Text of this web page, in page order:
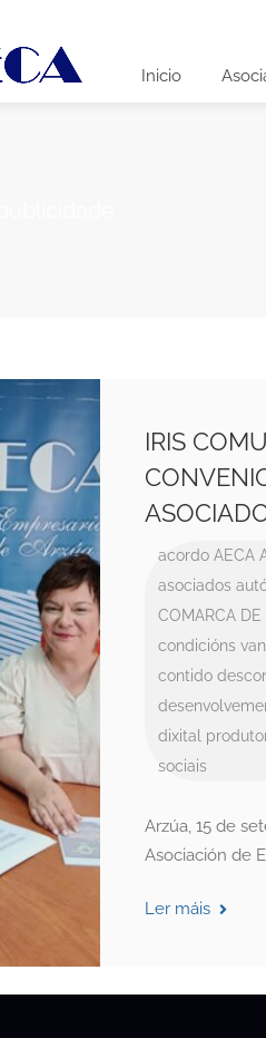
Inicio
IRIS
acordo AECA
asociados
COMARCA DE
condicións
contido
dixital
sociais
Arzúa, 15 de
Asociación de
Ler máis